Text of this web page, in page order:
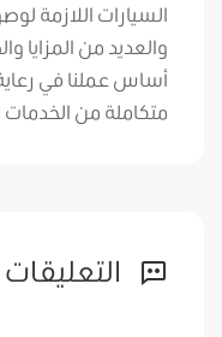
السيارات اللازمة
والعديد من المزايا
أساس عملنا في
متكاملة من الخدمات
التعليقات